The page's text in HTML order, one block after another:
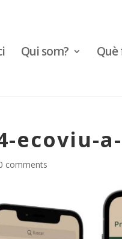
Qui som? Què
ecoviu-
comments